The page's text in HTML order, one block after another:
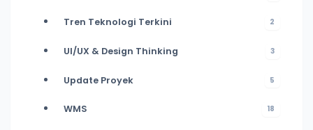
Tren Teknologi Terkini 2
UI/UX & Design Thinking 3
Update Proyek 5
WMS 18